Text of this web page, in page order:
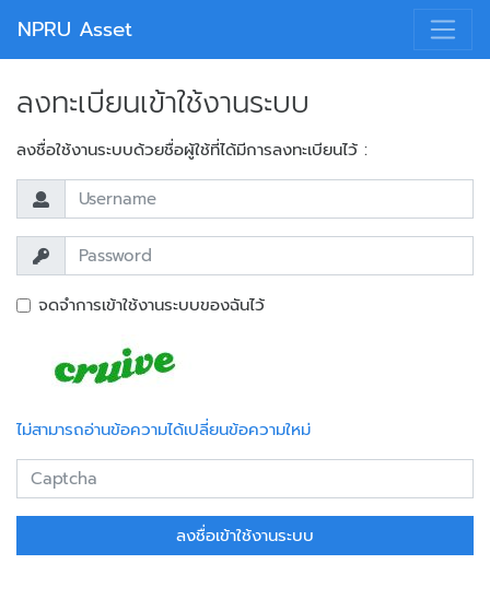
NPRU Asset
ลงทะเบียนเข้าใช้งานระบบ
ลงชื่อใช้งานระบบด้วยชื่อผู้ใช้ที่ได้มีการลงทะเบียนไว้ :
จดจำการเข้าใช้งานระบบของฉันไว้
ไม่สามารถอ่านข้อความได้เปลี่ยนข้อความใหม่